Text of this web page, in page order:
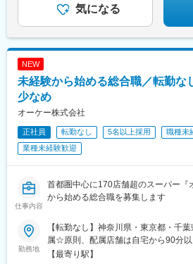
屋敷駅(東京都)、十条駅(東京都)、西
宮駅、足立小台駅、亀戸水神駅、大
駅、萩山駅、田無駅、西武柳沢駅、
駅、吉祥寺駅、ひばりケ丘駅(東京都)
け台駅、西府駅、大塚・帝京大学駅
金井駅、清瀬駅、西国分寺駅、武蔵
駅、国領駅、狛江駅、北国分駅、常
中山駅、みどり台駅、八千代緑が丘駅
葉駅、幕張豊砂駅、本八幡駅(都営線)
んげん台駅、新座駅、志木駅、蕨駅
田駅、本川越駅、見沼代親水公園駅、
林間駅、登戸駅、宮前平駅、川崎大
(神奈川県)、武蔵溝ノ口駅、逗子・葉
駅、六郷土手駅、センター北駅、上石
町駅、三田駅(東京都)、田原町駅(東
腰を据えて長く働けます。
気になる
NEW
未経験から始める総合職／転勤な
少なめ
オーケー株式会社
正社員 転勤なし 5名以上採用
職種未
業種未経験歓迎
仕事内容
首都圏中心に170店舗超のスーパー『
から始める総合職を募集します
勤務地
【転勤なし】神奈川県・東京都・千
属☆原則、配属店舗は自宅から90分以
す（転居を伴う異動無し）。なお、
【最寄り駅】